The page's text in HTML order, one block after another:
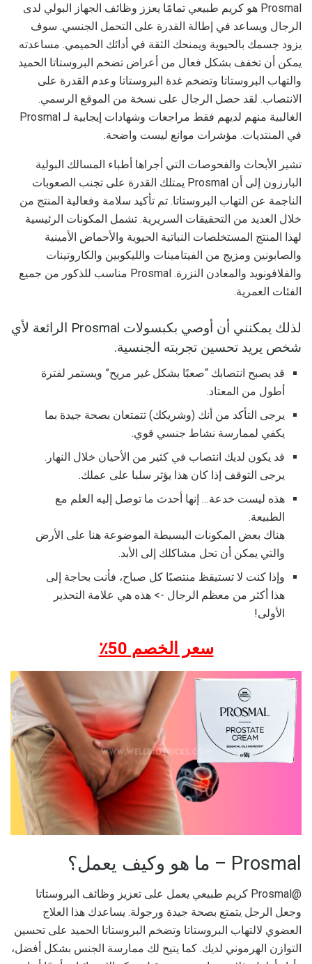
Prosmal هو كريم طبيعي تمامًا يعزز وظائف الجهاز البولي لدى
الرجال ويساعد في إطالة القدرة على التحمل الجنسي. سوف
يزود جسمك بالحيوية ويمنحك الثقة في أدائك الحميمي. مساعدته
يمكن أن تخفف بشكل فعال من أعراض تضخم البروستاتا الحميد
والتهاب البروستاتا وتضخم غدة البروستاتا وعدم القدرة على
الانتصاب. لقد حصل الرجال على نسخة من الموقع الرسمي.
الغالبية منهم لديهم فقط مراجعات وشهادات إيجابية لـ Prosmal
في المنتديات. مؤشرات موانع ليست واضحة.
تشير الأبحاث والفحوصات التي أجراها أطباء المسالك البولية
البارزون إلى أن Prosmal يمتلك القدرة على تجنب الصعوبات
الناجمة عن التهاب البروستاتا. تم تأكيد سلامة وفعالية المنتج من
خلال العديد من التحقيقات السريرية. تشمل المكونات الرئيسية
لهذا المنتج المستخلصات النباتية الحيوية والأحماض الأمينية
والصابونين ومزيج من الفيتامينات والليكوبين والكاروتينات
والفلافونويد والمعادن النزرة. Prosmal مناسب للذكور من جميع
الفئات العمرية.
لذلك يمكنني أن أوصي بكبسولات Prosmal الرائعة لأي
شخص يريد تحسين تجربته الجنسية.
قد يصبح انتصابك “صعبًا بشكل غير مريح” ويستمر لفترة
أطول من المعتاد.
يرجى التأكد من أنك (وشريكك) تتمتعان بصحة جيدة بما
يكفي لممارسة نشاط جنسي قوي.
قد يكون لديك انتصاب في كثير من الأحيان خلال النهار.
يرجى التوقف إذا كان هذا يؤثر سلبا على عملك.
هذه ليست خدعة… إنها أحدث ما توصل إليه العلم مع
الطبيعة.
هناك بعض المكونات البسيطة الموضوعة هنا على الأرض
والتي يمكن أن تحل مشاكلك إلى الأبد.
وإذا كنت لا تستيقظ منتصبًا كل صباح، فأنت بحاجة إلى
هذا أكثر من معظم الرجال -> هذه هي علامة التحذير
الأولى!
سعر الخصم 50٪
Prosmal – ما هو وكيف يعمل؟
@Prosmal كريم طبيعي يعمل على تعزيز وظائف البروستاتا
وجعل الرجل يتمتع بصحة جيدة ورجولة. يساعدك هذا العلاج
العضوي لالتهاب البروستاتا وتضخم البروستاتا الحميد على تحسين
التوازن الهرموني لديك. كما يتيح لك ممارسة الجنس بشكل أفضل،